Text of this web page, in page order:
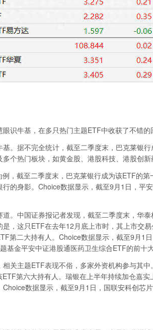
牛基，在多只热门主题ETF中收获了不错的
据不完全统计，截至二季度末，巴克莱银
个热门板块，如黄金股、港股科技、港股创新
截至二季度末，巴克莱银行成为该ETF的第
的身影。Choice数据显示，截至9月1日，平
中国证券报记者发现，截至二季度末，华
，这只ETF在去年12月底上市时，其上市交
第二大持有人。Choice数据显示，截至9月1
基金平安中证港股通医药卫生综合ETF的前十
主题ETF表现不俗，多家外资机构参与其中
第六大持有人。瑞银在上半年持续加仓嘉
数据显示，截至9月1日，国联安科创芯